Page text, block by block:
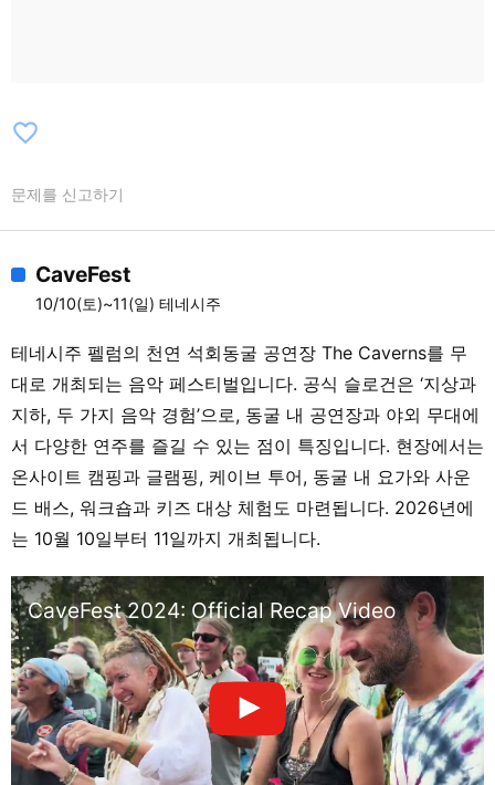
favorite_border
문제를 신고하기
CaveFest
10/10(토)~11(일) 테네시주
테네시주 펠럼의 천연 석회동굴 공연장 The Caverns를 무
대로 개최되는 음악 페스티벌입니다. 공식 슬로건은 ‘지상과
지하, 두 가지 음악 경험’으로, 동굴 내 공연장과 야외 무대에
서 다양한 연주를 즐길 수 있는 점이 특징입니다. 현장에서는
온사이트 캠핑과 글램핑, 케이브 투어, 동굴 내 요가와 사운
드 배스, 워크숍과 키즈 대상 체험도 마련됩니다. 2026년에
는 10월 10일부터 11일까지 개최됩니다.
CaveFest 2024: Official Recap Video